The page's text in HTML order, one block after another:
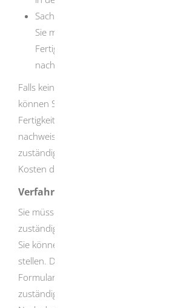
Sachkundenachweis
Sie müssen meisterähnliche
Fertigkeiten in dem betreffenden
nachweisen.
Falls kein ausreichender
können Sie die erforderlichen
Fertigkeiten in einer formlosen
nachweisen.
zuständigen Handwerkskammer
Kosten der Prüfung müssen Sie selbst
Verfahrensablauf
Sie müssen die
zuständigen Handwerkskammer
Sie können den Antrag in der Regel
stellen. Die Handwerkskammern
Formular zu Verfügung, das Sie auf
zuständigen Handwerkskammer